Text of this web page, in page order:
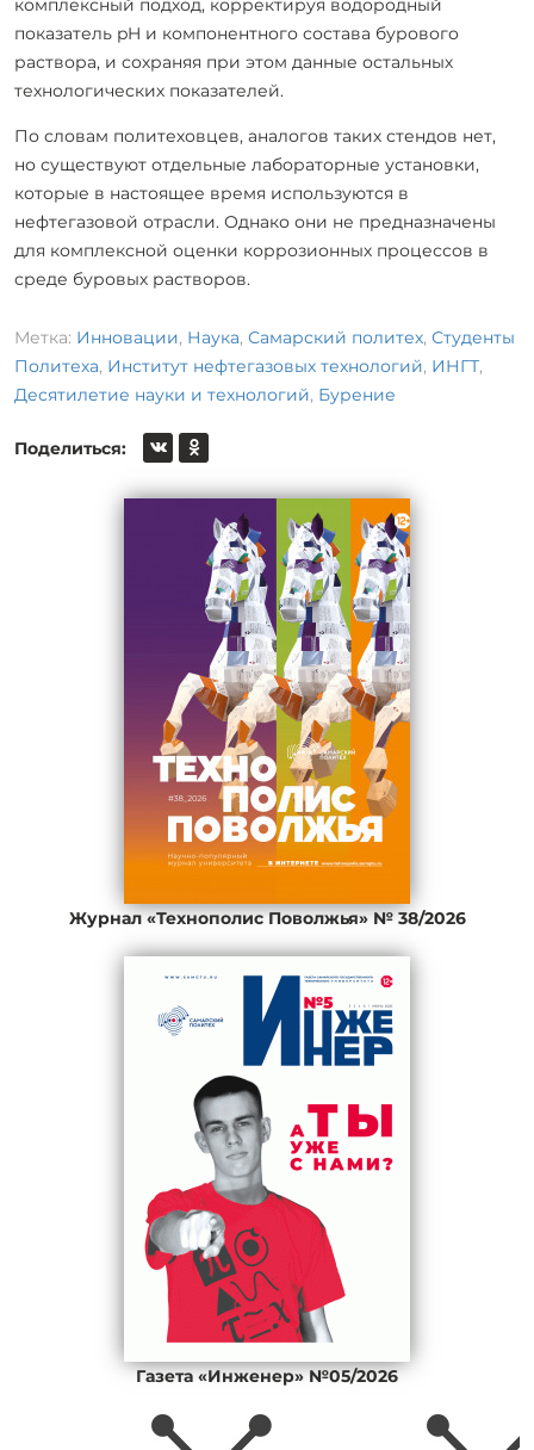
комплексный подход, корректируя водородный
показатель pH и компонентного состава бурового
раствора, и сохраняя при этом данные остальных
технологических показателей.
По словам политеховцев, аналогов таких стендов нет,
но существуют отдельные лабораторные установки,
которые в настоящее время используются в
нефтегазовой отрасли. Однако они не предназначены
для комплексной оценки коррозионных процессов в
среде буровых растворов.
Метка: Инновации, Наука, Самарский политех, Студенты
Политеха, Институт нефтегазовых технологий, ИНГТ,
Десятилетие науки и технологий, Бурение
Поделиться:
Журнал «Технополис Поволжья» № 38/2026
Газета «Инженер» №05/2026